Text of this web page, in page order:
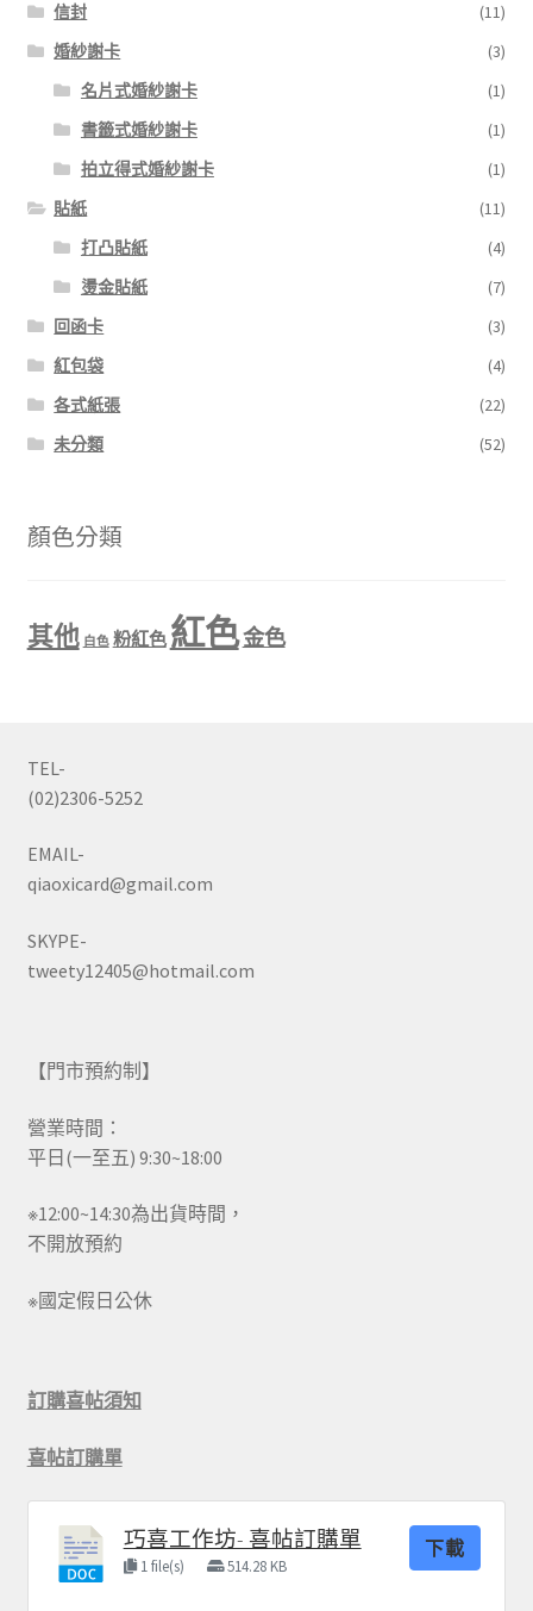
信封
(11)
婚紗謝卡
(3)
名片式婚紗謝卡
(1)
書籤式婚紗謝卡
(1)
拍立得式婚紗謝卡
(1)
貼紙
(11)
打凸貼紙
(4)
燙金貼紙
(7)
回函卡
(3)
紅包袋
(4)
各式紙張
(22)
未分類
(52)
顏色分類
其他 白色 粉紅色 紅色金色
TEL-
(02)2306-5252
EMAIL-
qiaoxicard@gmail.com
SKYPE-
tweety12405@hotmail.com
【門市預約制】
營業時間：
平日(一至五) 9:30~18:00
※12:00~14:30為出貨時間，
不開放預約
※國定假日公休
訂購喜帖須知
喜帖訂購單
巧喜工作坊- 喜帖訂購單
1 file(s) 514.28 KB
下載